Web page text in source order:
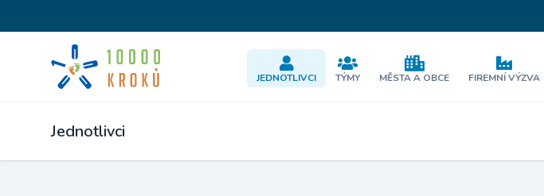
JEDNOTLIVCI TÝMY MĚSTA A OBCE FIREMNÍ VÝZVA
Jednotlivci